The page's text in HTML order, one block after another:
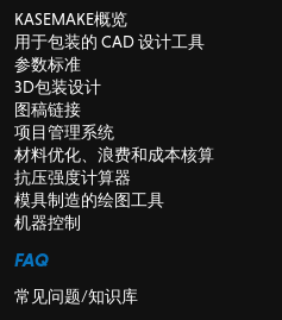
KASEMAKE概览
用于包装的 CAD 设计工具
参数标准
3D包装设计
图稿链接
项目管理系统
材料优化、浪费和成本核算
抗压强度计算器
模具制造的绘图工具
机器控制
FAQ
常见问题/知识库